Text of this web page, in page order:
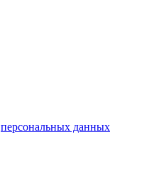
персональных данных